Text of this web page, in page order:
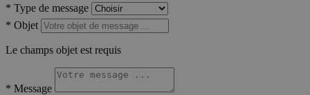
* Type de message
* Objet
Le champs objet est requis
* Message